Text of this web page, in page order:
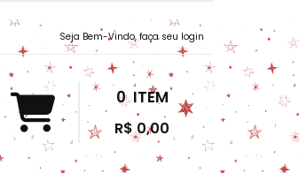
Seja Bem-Vindo, faça seu login
0 ITEM
R$ 0,00